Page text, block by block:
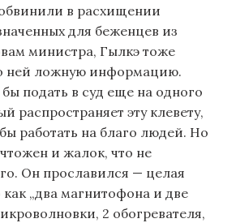
в расхищении
для беженцев из
министра, Гылкэ тоже
ней ложную информацию.
подать в суд еще на одного
распространяет эту клевету,
работать на благо людей. Но
и жалок, что не
Он прославился — целая
как „два магнитофона и две
2 обогревателя,